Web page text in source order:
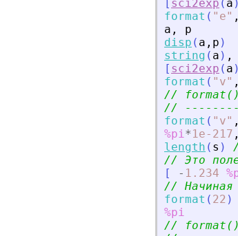
[ sci2exp ( a )
format ( " e" ,
a ,
p
disp ( a , p )
string ( a ) ,
[ sci2exp ( a )
format ( " v" ,
// format()
//
format ( " v" ,
%pi* 1e-217 ,
length ( s )
// Это
[
- 1.234
// Начиная
format ( 22 )
%pi
// format()